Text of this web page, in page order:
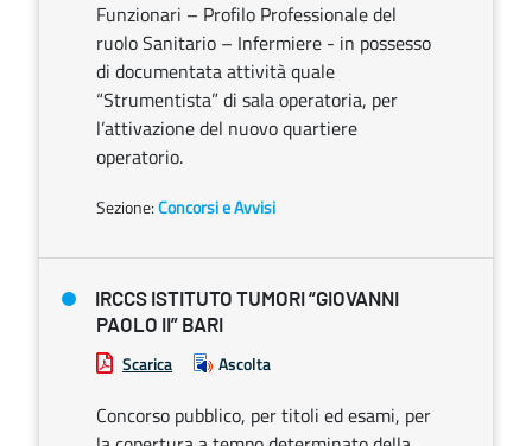
Funzionari – Profilo Professionale del
ruolo Sanitario – Infermiere - in possesso
di documentata attività quale
“Strumentista” di sala operatoria, per
l’attivazione del nuovo quartiere
operatorio.
Sezione:Concorsi e Avvisi
IRCCS ISTITUTO TUMORI “GIOVANNI
PAOLO II” BARI
Scarica Ascolta
Concorso pubblico, per titoli ed esami, per